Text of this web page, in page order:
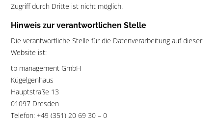
Zugriff durch Dritte ist nicht möglich.
Hinweis zur verantwortlichen Stelle
Die verantwortliche Stelle für die Datenverarbeitung auf dieser
Website ist:
tp management GmbH
Kügelgenhaus
Hauptstraße 13
01097 Dresden
Telefon: +49 (351) 20 69 30 – 0